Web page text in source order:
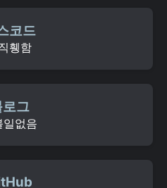
코드
휑함
로그
일없음